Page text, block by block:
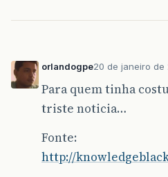
orlandogpe20 de janeiro de
Para quem tinha
triste noticia…
Fonte:
http://